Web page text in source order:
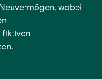
wobei
fiktiven